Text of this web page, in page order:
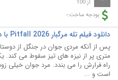
از 100
بودجه ساخت:-
دانلود فیلم تله مرگبار Pitfall 2026 با دوبله فارسی
پس از آنکه مردی جوان در جنگل از
متری پر از نیزه های تیز سقوط می کند.
راه فرارش را می بندد. مرد جوان خیلی
است و ...